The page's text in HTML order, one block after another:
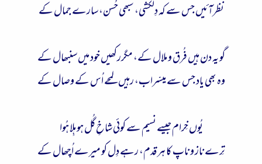
نظرآئیں جس سے کہ دِلکشی، سبھی حُسن، سارے جمال کے
گو یہ دن ہیں فُرق و ملال کے، مگررکھیں خود میں سنبھال کے
وہ بھی یاد جس سے میسّراب، رہیں لمحے اُس کے وصال کے
یُوں خِرام جیسے نسیم سے کوئی شاخِ گُل ہو ہِلا ہُوا
تِرے ناز و ناپ کا ہر قدم، رہے دِل کو میرے اُچھال کے